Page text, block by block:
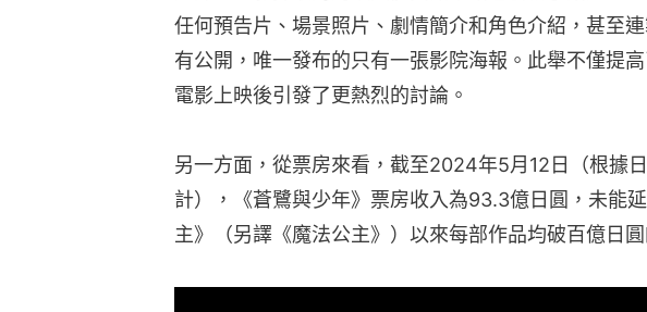
任何預告片、場景照片、劇情簡介和角色介紹，甚至
有公開，唯一發布的只有一張影院海報。此舉不僅提
電影上映後引發了更熱烈的討論。
另一方面，從票房來看，截至2024年5月12日（根據
計），《蒼鷺與少年》票房收入為93.3億日圓，未能
主》（另譯《魔法公主》）以來每部作品均破百億日圓